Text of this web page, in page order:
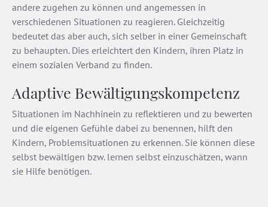
andere zugehen zu können und angemessen in
verschiedenen Situationen zu reagieren. Gleichzeitig
bedeutet das aber auch, sich selber in einer Gemeinschaft
zu behaupten. Dies erleichtert den Kindern, ihren Platz in
einem sozialen Verband zu finden.
Adaptive Bewältigungskompetenz
Situationen im Nachhinein zu reflektieren und zu bewerten
und die eigenen Gefühle dabei zu benennen, hilft den
Kindern, Problemsituationen zu erkennen. Sie können diese
selbst bewältigen bzw. lernen selbst einzuschätzen, wann
sie Hilfe benötigen.